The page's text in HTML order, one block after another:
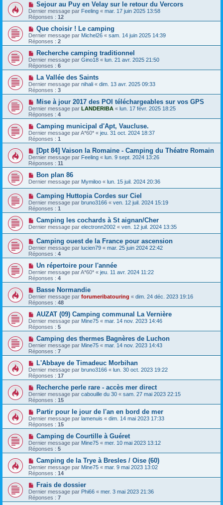
Sejour au Puy en Velay sur le retour du Vercors
Dernier message par Feeling « mar. 17 juin 2025 13:58
Réponses : 12
Que choisir ! Le camping
Dernier message par Michel26 « sam. 14 juin 2025 14:39
Réponses : 2
Recherche camping traditionnel
Dernier message par Gino18 « lun. 21 avr. 2025 21:50
Réponses : 6
La Vallée des Saints
Dernier message par nihali « dim. 13 avr. 2025 09:33
Réponses : 3
Mise à jour 2017 des POI téléchargeables sur vos GPS
Dernier message par LANDERIBA « lun. 17 févr. 2025 18:25
Réponses : 4
Camping municipal d'Apt, Vaucluse.
Dernier message parA*60* « jeu. 31 oct. 2024 18:37
Réponses : 1
[Dpt 84] Vaison la Romaine - Camping du Théatre Romain
Dernier message par Feeling « lun. 9 sept. 2024 13:26
Réponses : 11
Bon plan 86
Dernier message par Mymiloo « lun. 15 juil. 2024 20:36
Camping Huttopia Cordes sur Ciel
Dernier message par bruno3166 « ven. 12 juil. 2024 15:19
Réponses : 1
Camping les cochards à St aignan/Cher
Dernier message par electronn2002 « ven. 12 juil. 2024 13:35
Camping ouest de la France pour ascension
Dernier message par lucien79 « mar. 25 juin 2024 22:42
Réponses : 4
Un répertoire pour l'année
Dernier message parA*60* « jeu. 11 avr. 2024 11:22
Réponses : 4
Basse Normandie
Dernier message par forumeribatouring « dim. 24 déc. 2023 19:16
Réponses : 48
AUZAT (09) Camping communal La Vernière
Dernier message par Mine75 « mar. 14 nov. 2023 14:46
Réponses : 5
Camping des thermes Bagnères de Luchon
Dernier message par Mine75 « mar. 14 nov. 2023 14:43
Réponses : 7
L'Abbaye de Timadeuc Morbihan
Dernier message par bruno3166 « lun. 30 oct. 2023 19:22
Réponses : 17
Recherche perle rare - accès mer direct
Dernier message par cabouille du 30 « sam. 27 mai 2023 22:15
Réponses : 15
Partir pour le jour de l'an en bord de mer
Dernier message par lamenuis « dim. 14 mai 2023 17:33
Réponses : 15
Camping de Courtille à Guéret
Dernier message par Mine75 « mer. 10 mai 2023 13:12
Réponses : 5
Camping de la Trye à Bresles / Oise (60)
Dernier message par Mine75 « mar. 9 mai 2023 13:02
Réponses : 14
Frais de dossier
Dernier message par Phi66 « mer. 3 mai 2023 21:36
Réponses : 7